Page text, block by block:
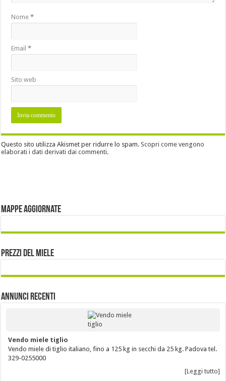
Nome*
Email*
Sito web
Questo sito utilizza Akismet per ridurre lo spam.Scopri come vengono
elaborati i dati derivati dai commenti.
Mappe aggiornate
Prezzi del miele
Annunci Recenti
Vendo miele tiglio
Vendo miele di tiglio italiano, fino a 125 kg in secchi da 25 kg. Padova tel.
329-0255000
[Leggi tutto]